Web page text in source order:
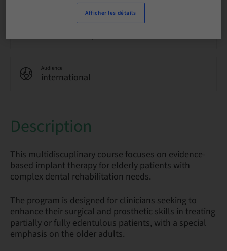
Audience
international
Description
This multidiscuplinary course focuses on evidence-
based implant therapy for elderly patients with
complex dental rehabilitation needs.
The program is designed for clinicians seeking to
enhance their surgical and prosthetic skills in treating
partially or fully edentulous patients, with a special
emphasis on the older adults.
Afficher les détails